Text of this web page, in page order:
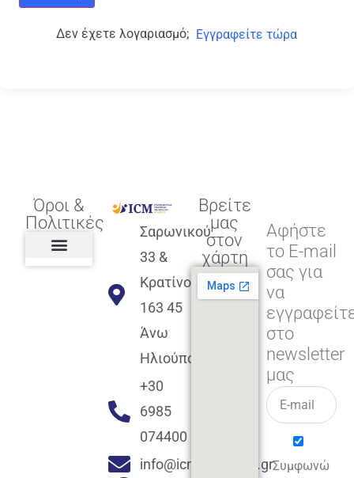
Δεν έχετε λογαριασμό; Εγγραφείτε τώρα
Όροι &
Πολιτικές
Σαρωνικού
33 &
Κρατίνου
163 45
Άνω
Ηλιούπολη
+30
6985
074400
info@icmacademy.gr
Βρείτε
μας
στον
χάρτη
Αφήστε
το E-mail
σας για
να
στο
newsletter
μας
Συμφωνώ